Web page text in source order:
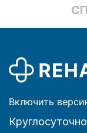
Включить